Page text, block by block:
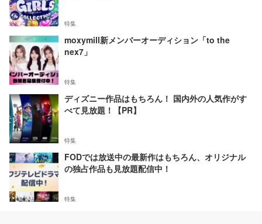
特集
moxymill新メンバーオーディション「to the
nex7」
特集
ディズニー作品はもちろん！ 国内外の人気作がす
べて見放題！【PR】
特集
FODでは放送中の最新作はもちろん、オリジナル
の独占作品も見放題配信中！
特集